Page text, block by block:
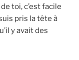
toi, c’est facile
pris la tête à
y avait des